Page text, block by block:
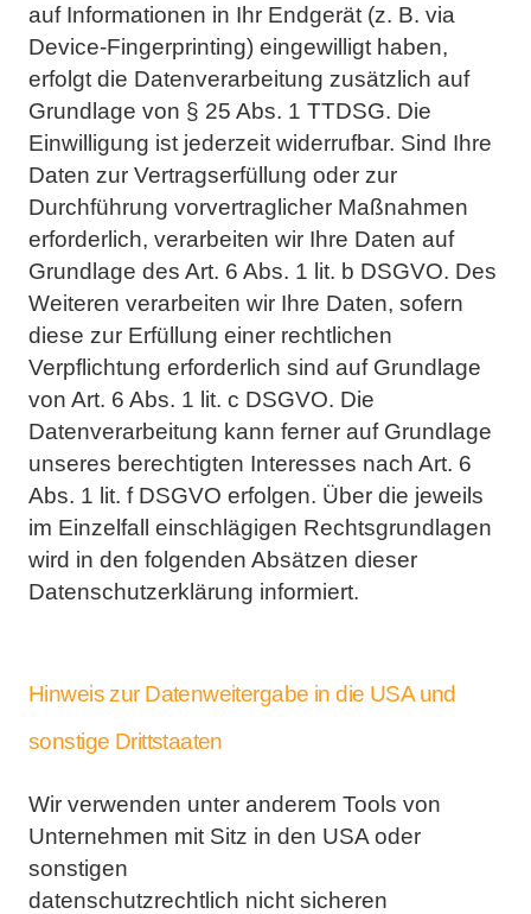
auf Informationen in Ihr Endgerät (z. B. via
Device-Fingerprinting) eingewilligt haben,
erfolgt die Datenverarbeitung zusätzlich auf
Grundlage von § 25 Abs. 1 TTDSG. Die
Einwilligung ist jederzeit widerrufbar. Sind Ihre
Daten zur Vertragserfüllung oder zur
Durchführung vorvertraglicher Maßnahmen
erforderlich, verarbeiten wir Ihre Daten auf
Grundlage des Art. 6 Abs. 1 lit. b DSGVO. Des
Weiteren verarbeiten wir Ihre Daten, sofern
diese zur Erfüllung einer rechtlichen
Verpflichtung erforderlich sind auf Grundlage
von Art. 6 Abs. 1 lit. c DSGVO. Die
Datenverarbeitung kann ferner auf Grundlage
unseres berechtigten Interesses nach Art. 6
Abs. 1 lit. f DSGVO erfolgen. Über die jeweils
im Einzelfall einschlägigen Rechtsgrundlagen
wird in den folgenden Absätzen dieser
Datenschutzerklärung informiert.
Hinweis zur Datenweitergabe in die USA und
sonstige Drittstaaten
Wir verwenden unter anderem Tools von
Unternehmen mit Sitz in den USA oder
sonstigen
datenschutzrechtlich nicht sicheren